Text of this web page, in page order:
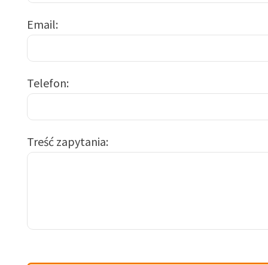
Email
Telefon
Treść zapytania